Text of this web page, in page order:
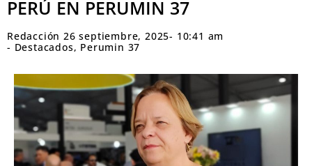
PERÚ EN PERUMIN 37
Redacción 26 septiembre, 2025- 10:41 am
- Destacados, Perumin 37